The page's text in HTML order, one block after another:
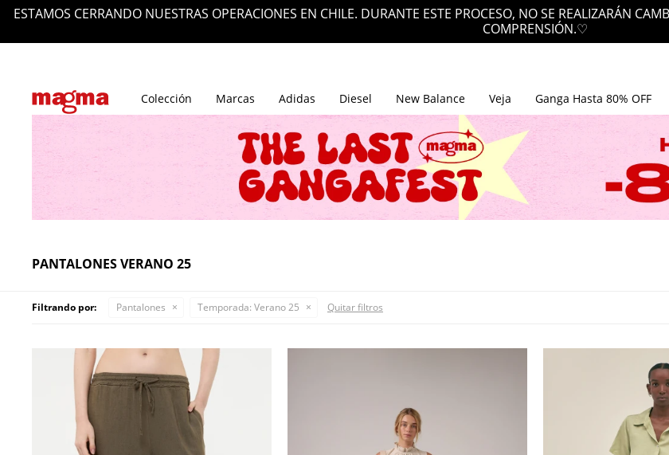
EN ENVÍOS GRATIS POR SOBRE LOS $200.000
Colección Marcas Adidas Diesel New Balance Veja Ganga Hasta 80% OFF
PANTALONES VERANO 25
Filtrando por: Pantalones Temporada: Verano 25 Quitar filtros